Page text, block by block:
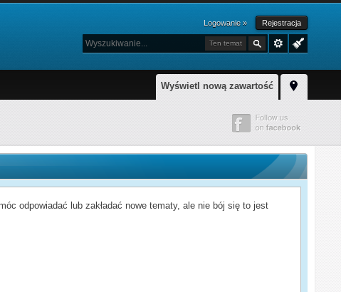
Logowanie » Rejestracja
Ten temat
Wyświetl nową zawartość
odpowiadać lub zakładać nowe tematy, ale nie bój się to jest